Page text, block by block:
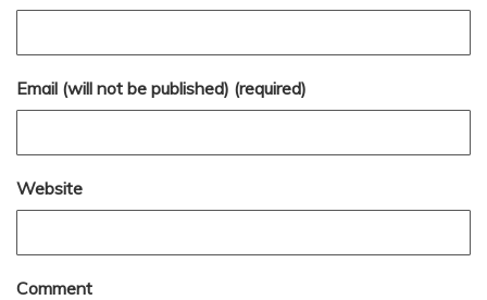
Email (will not be published) (required)
Website
Comment